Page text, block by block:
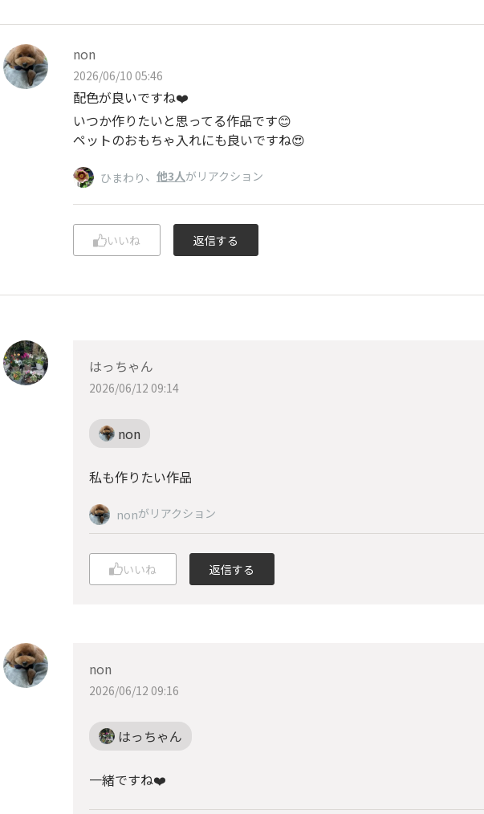
non
2026/06/10 05:46
配色が良いですね❤️
いつか作りたいと思ってる作品です😊
ペットのおもちゃ入れにも良いですね😍
ひまわり 、 他3人がリアクション
いいね 返信する
はっちゃん
2026/06/12 09:14
non
私も作りたい作品
nonがリアクション
いいね 返信する
non
2026/06/12 09:16
はっちゃん
一緒ですね❤️